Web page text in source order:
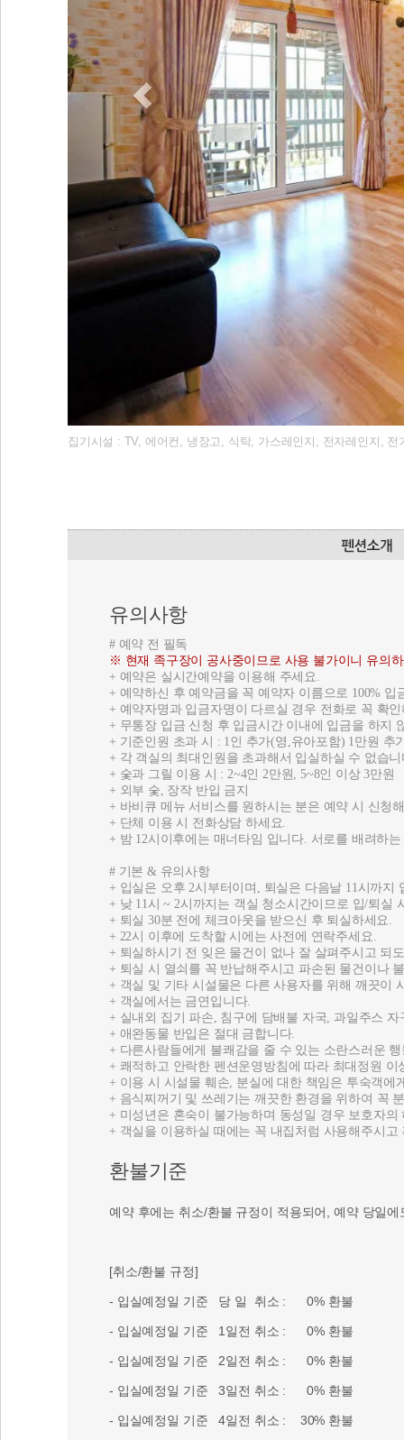
집기시설 : TV, 에어컨, 냉장고, 식탁, 가스레인지, 전자레인지,
유의사항
# 예약 전 필독
※ 현재 족구장이 공사중이므로 사용 불가이니 유의
+ 예약은 실시간예약을 이용해 주세요.
+ 예약하신 후 예약금을 꼭 예약자 이름으로 100% 입
+ 예약자명과 입금자명이 다르실 경우 전화로 꼭 확
+ 무통장 입금 신청 후 입금시간 이내에 입금을 하지
+ 기준인원 초과 시 : 1인 추가(영,유아포함) 1만원 추
+ 각 객실의 최대인원을 초과해서 입실하실 수 없습니
+ 숯과 그릴 이용 시 : 2~4인 2만원, 5~8인 이상 3만원
+ 외부 숯, 장작 반입 금지
+ 바비큐 메뉴 서비스를 원하시는 분은 예약 시 신청
+ 단체 이용 시 전화상담 하세요.
+ 밤 12시이후에는 매너타임 입니다. 서로를 배려하
# 기본 & 유의사항
+ 입실은 오후 2시부터이며, 퇴실은 다음날 11시까지
+ 낮 11시 ~ 2시까지는 객실 청소시간이므로 입/퇴실
+ 퇴실 30분 전에 체크아웃을 받으신 후 퇴실하세요.
+ 22시 이후에 도착할 시에는 사전에 연락주세요.
+ 퇴실하시기 전 잊은 물건이 없나 잘 살펴주시고 되
+ 퇴실 시 열쇠를 꼭 반납해주시고 파손된 물건이나
+ 객실 및 기타 시설물은 다른 사용자를 위해 깨끗이
+ 객실에서는 금연입니다.
+ 실내외 집기 파손, 침구에 담배불 자국, 과일주스
+ 애완동물 반입은 절대 금합니다.
+ 다른사람들에게 불쾌감을 줄 수 있는 소란스러운
+ 쾌적하고 안락한 펜션운영방침에 따라 최대정원
+ 이용 시 시설물 훼손, 분실에 대한 책임은 투숙객에
+ 음식찌꺼기 및 쓰레기는 깨끗한 환경을 위하여 꼭
+ 미성년은 혼숙이 불가능하며 동성일 경우 보호자
+ 객실을 이용하실 때에는 꼭 내집처럼 사용해주시
환불기준
예약 후에는 취소/환불 규정이 적용되어, 예약 당일
[취소/환불 규정]
- 입실예정일 기준 당 일 취소 : 0% 환불
- 입실예정일 기준 1일전 취소 : 0% 환불
- 입실예정일 기준 2일전 취소 : 0% 환불
- 입실예정일 기준 3일전 취소 : 0% 환불
- 입실예정일 기준 4일전 취소 : 30% 환불